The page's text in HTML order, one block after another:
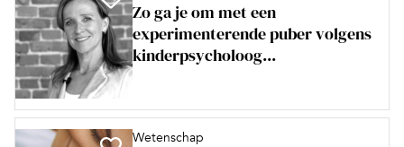
Zo ga je om met een
experimenterende puber volgens
kinderpsycholoog...
Wetenschap